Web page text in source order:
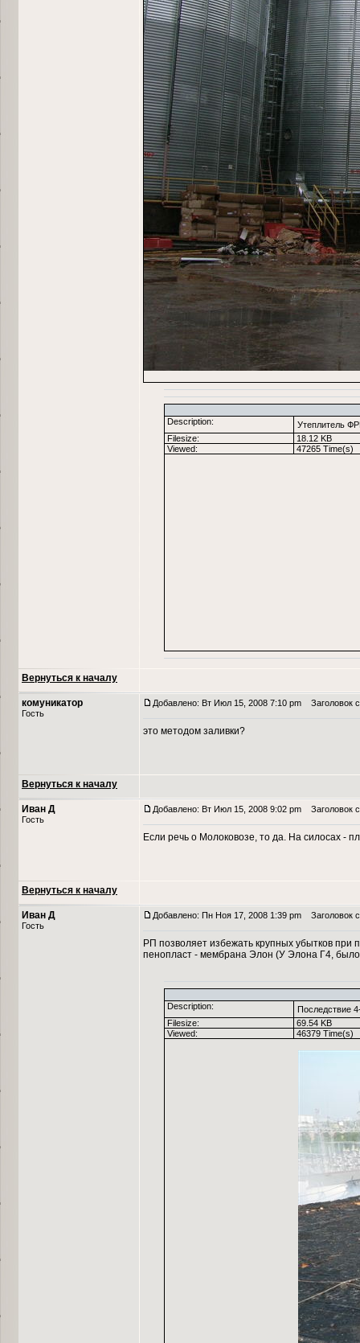
Description:
Утеплитель
Filesize:
18.12 KB
Viewed:
47265 Time(s)
Вернуться к началу
комуникатор
Гость
Добавлено: Вт Июл 15, 2008 7:10 pm Заголовок
это методом заливки?
Вернуться к началу
Иван Д
Гость
Добавлено: Вт Июл 15, 2008 9:02 pm Заголовок
Если речь о Молоковозе, то да. На силосах -
Вернуться к началу
Иван Д
Гость
Добавлено: Пн Ноя 17, 2008 1:39 pm Заголовок
РП позволяет избежать крупных убытков
пенопласт - мембрана Элон (У Элона Г4,
Description:
Последствие
Filesize:
69.54 KB
Viewed:
46379 Time(s)